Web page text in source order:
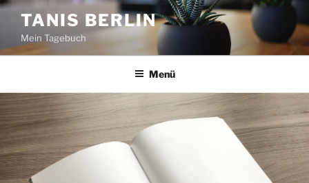
Zum
Inhalt
springen
TANIS BERLIN
Mein Tagebuch
Menü